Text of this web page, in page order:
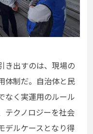
き出すのは、現場の
体制だ。自治体と民
なく実運用のルール
テクノロジーを社会
デルケースとなり得